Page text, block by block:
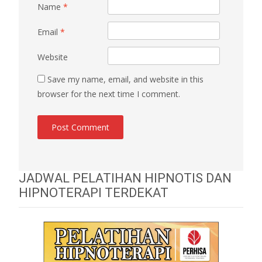
Name *
Email *
Website
Save my name, email, and website in this
browser for the next time I comment.
JADWAL PELATIHAN HIPNOTIS DAN
HIPNOTERAPI TERDEKAT